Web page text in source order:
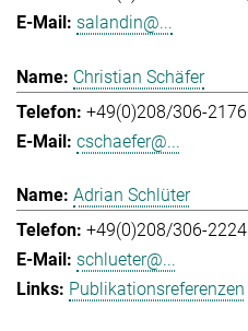
salandin@...
Christian Schäfer
+49(0)208/306-2176
cschaefer@...
Adrian Schlüter
+49(0)208/306-2224
schlueter@...
Publikationsreferenzen